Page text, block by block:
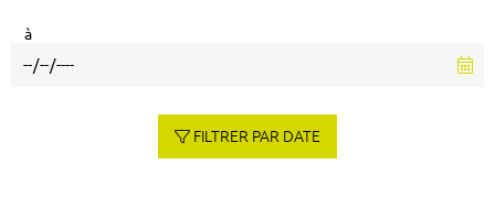
à
FILTRER PAR DATE